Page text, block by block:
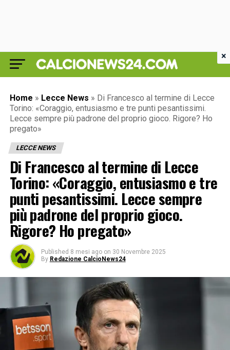
Home » Lecce News » Di Francesco al termine di Lecce
Torino: «Coraggio, entusiasmo e tre punti pesantissimi.
Lecce sempre più padrone del proprio gioco. Rigore? Ho
pregato»
LECCE NEWS
Di Francesco al termine di Lecce
Torino: «Coraggio, entusiasmo e tre
punti pesantissimi. Lecce sempre
più padrone del proprio gioco.
Rigore? Ho pregato»
Published 8 mesi ago on 30 Novembre 2025
By Redazione CalcioNews24
×